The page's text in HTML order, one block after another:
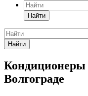
Найти
Найти
Волгограде